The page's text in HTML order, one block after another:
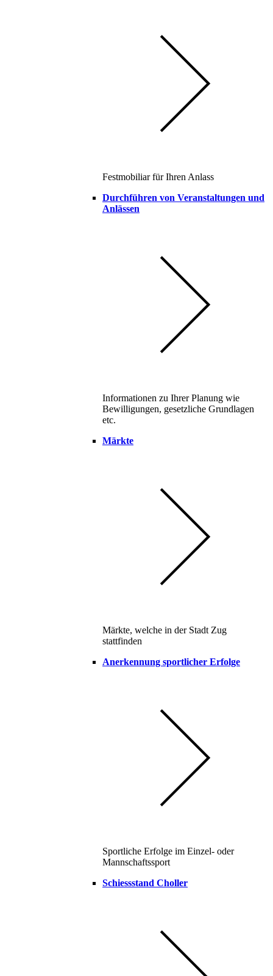
Festmobiliar für Ihren Anlass
Durchführen von Veranstaltungen und
Anlässen
Informationen zu Ihrer Planung wie
Bewilligungen, gesetzliche Grundlagen
etc.
Märkte
Märkte, welche in der Stadt Zug
stattfinden
Anerkennung sportlicher Erfolge
Sportliche Erfolge im Einzel- oder
Mannschaftssport
Schiessstand Choller